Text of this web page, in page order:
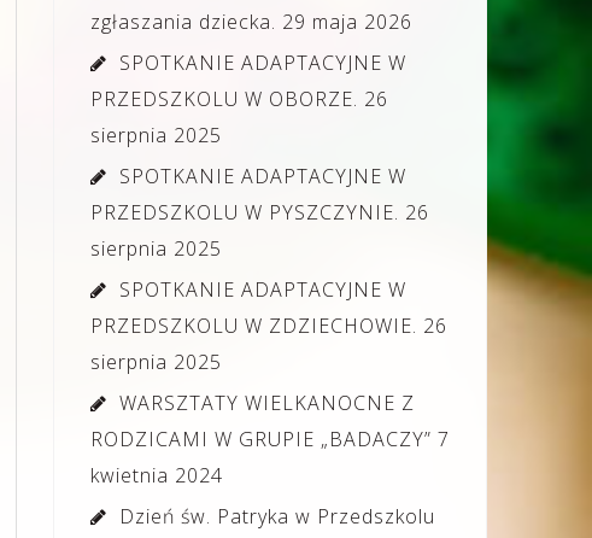
zgłaszania dziecka. 29 maja 2026
SPOTKANIE ADAPTACYJNE W
PRZEDSZKOLU W OBORZE. 26
sierpnia 2025
SPOTKANIE ADAPTACYJNE W
PRZEDSZKOLU W PYSZCZYNIE. 26
sierpnia 2025
SPOTKANIE ADAPTACYJNE W
PRZEDSZKOLU W ZDZIECHOWIE. 26
sierpnia 2025
WARSZTATY WIELKANOCNE Z
RODZICAMI W GRUPIE „BADACZY” 7
kwietnia 2024
Dzień św. Patryka w Przedszkolu